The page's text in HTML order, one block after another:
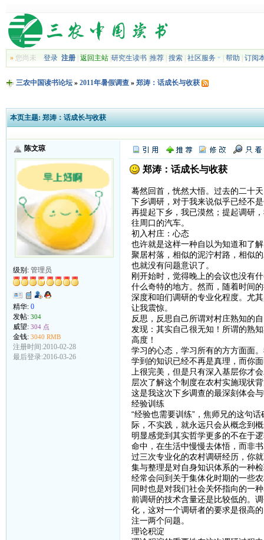
»您尚未 登录 注册| 返回主站| 研究生读书| 推荐| 搜索| 社区服务 帮助 订阅
三农中国读书论坛» 2011年暑假调查» 郑涛：话成长与收获
本页主题: 郑涛：话成长与收获
陈文琼
级别: 管理员
精华: 0
发帖: 304
威望: 304 点
金钱: 3040 RMB
注册时间:2010-02-28
最后登录:2016-03-26
郑涛：话成长与收获
蓦然回首，恍然大悟。过去的二十
下乡调研，对于我来说似乎已经不
再提起下乡，我已漠然；提起调研
往周口的汽车。
初入村庄：心态
也许就是这样一种自以为知道和了
聚居村落，相似的泥泞村路，相似
也就没有问题意识了。
刚开始时，觉得晚上的会议也没有
什么奇特的地方。然而，随着时间
深度和咱们调研的专业化程度。尤
让我震惊。
反思，反思自己所谓对村庄熟知的
发现：其实自己很无知！所谓的熟
高度！
学习的心态，学习所有的方方面面
学到的知识已经不再是真理，而你
上很完美，但是只有深入基层你才
层次了解这个制度在农村实施现状
这是我这次下乡调查的最深刻体会
经验训练
“经验也需要训练”，焦师兄的这句
际，不实践，就永远只会从概念到
明显感觉到其实哲学更多的不在于
命中，在生活中慢慢去体悟，而非
过三次专业化的农村调研经历，你
集与整理是对自身知识体系的一种
经常会问到关于集体化时期的一些
同时也是对我们社会关怀指向的一
前调研的技术含量还是比较低的。
化，这对一个调研者的要求是很高
注一两个问题。
理论积淀